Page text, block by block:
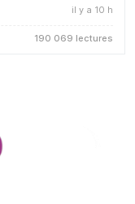
il y a 10 h
190 069 lectures